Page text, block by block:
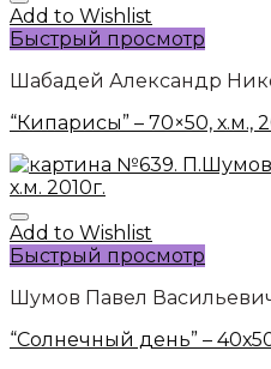
Add to Wishlist
Быстрый просмотр
Шабадей Александр
“Кипарисы” – 70×50, х.м.,
Add to Wishlist
Быстрый просмотр
Шумов Павел
“Солнечный день” –